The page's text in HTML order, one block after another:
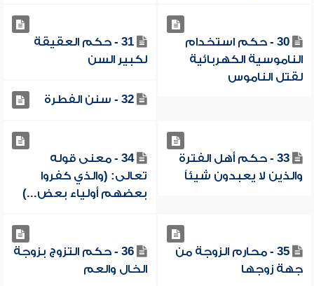
30 - حكم استخدام
الناموسية الكهربائية
لقتل الناموس
31 - حكم العقيقة
لكبير السن
32 - سنن الفطرة
33 - حكم أهل الفترة
والذين لا يعبدون شيئاً
34 - معنى قوله
تعالى: (والذي كفروا
بعضهم أولياء بعض...)
35 - محارم الزوجة من
جهة زوجها
36 - حكم التزوج بزوجة
الخال والعم